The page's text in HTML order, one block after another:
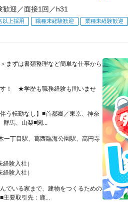
迎／面接1回／h31
以上採用 職種未経験歓迎 業種未経験歓迎
まずは書類整理など簡単な仕事から
！ ★学歴も職務経験も問いませ
う転勤なし】■首都圏／東京、神奈
群馬、山梨■関...
一丁目駅、葛西臨海公園駅、高円寺
験入社）
験入社）
でいる家まで、建物をつくるための
主要取引先：鹿...